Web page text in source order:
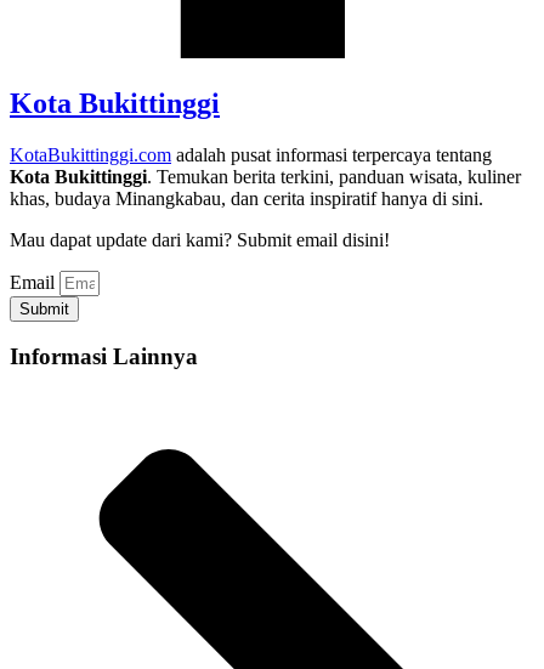
Kota Bukittinggi
KotaBukittinggi.com adalah pusat informasi terpercaya tentang
Kota Bukittinggi. Temukan berita terkini, panduan wisata, kuliner
khas, budaya Minangkabau, dan cerita inspiratif hanya di sini.
Mau dapat update dari kami? Submit email disini!
Email
Submit
Informasi Lainnya